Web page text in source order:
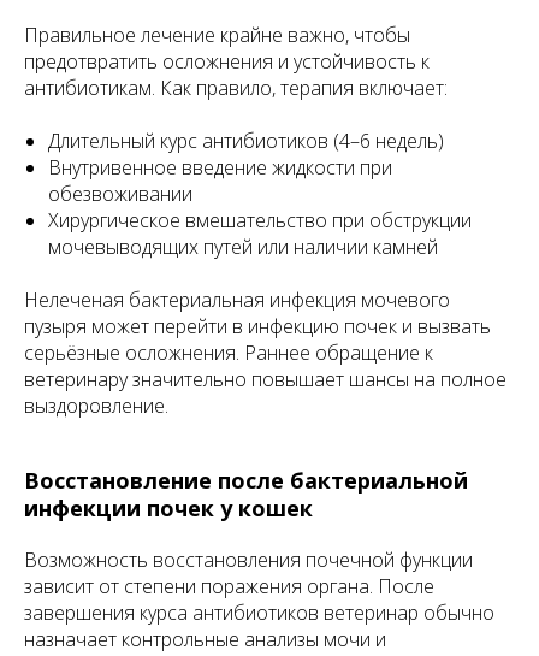
Правильное лечение крайне важно, чтобы
предотвратить осложнения и устойчивость к
антибиотикам. Как правило, терапия включает:
Длительный курс антибиотиков (4–6 недель)
Внутривенное введение жидкости при
обезвоживании
Хирургическое вмешательство при обструкции
мочевыводящих путей или наличии камней
Нелеченая бактериальная инфекция мочевого
пузыря может перейти в инфекцию почек и вызвать
серьёзные осложнения. Раннее обращение к
ветеринару значительно повышает шансы на полное
выздоровление.
Восстановление после бактериальной
инфекции почек у кошек
Возможность восстановления почечной функции
зависит от степени поражения органа. После
завершения курса антибиотиков ветеринар обычно
назначает контрольные анализы мочи и